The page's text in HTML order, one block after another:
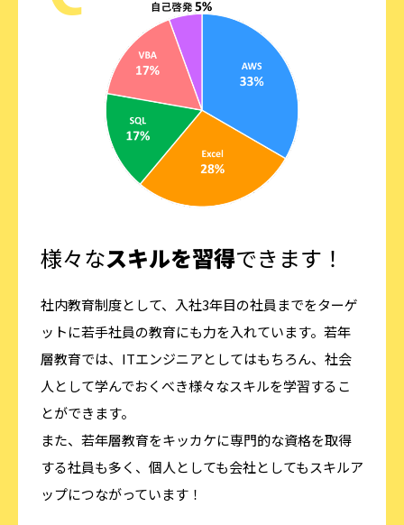
様々なスキルを習得できます！
社内教育制度として、入社3年目の社員までをターゲ
ットに若手社員の教育にも力を入れています。若年
層教育では、ITエンジニアとしてはもちろん、社会
人として学んでおくべき様々なスキルを学習するこ
とができます。
また、若年層教育をキッカケに専門的な資格を取得
する社員も多く、個人としても会社としてもスキルア
ップにつながっています！